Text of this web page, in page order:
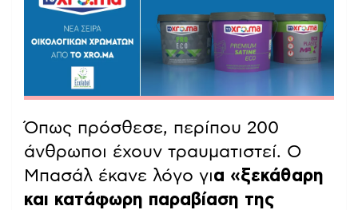
Όπως πρόσθεσε, περίπου 200
άνθρωποι έχουν τραυματιστεί. Ο
Μπασάλ έκανε λόγο για «ξεκάθαρη
και κατάφωρη παραβίαση της